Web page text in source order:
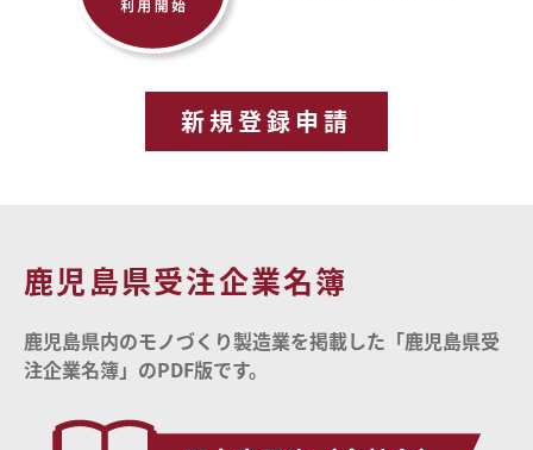
新規登録申請
鹿児島県受注企業名簿
鹿児島県内のモノづくり製造業を掲載した「鹿児島県受
注企業名簿」のPDF版です。